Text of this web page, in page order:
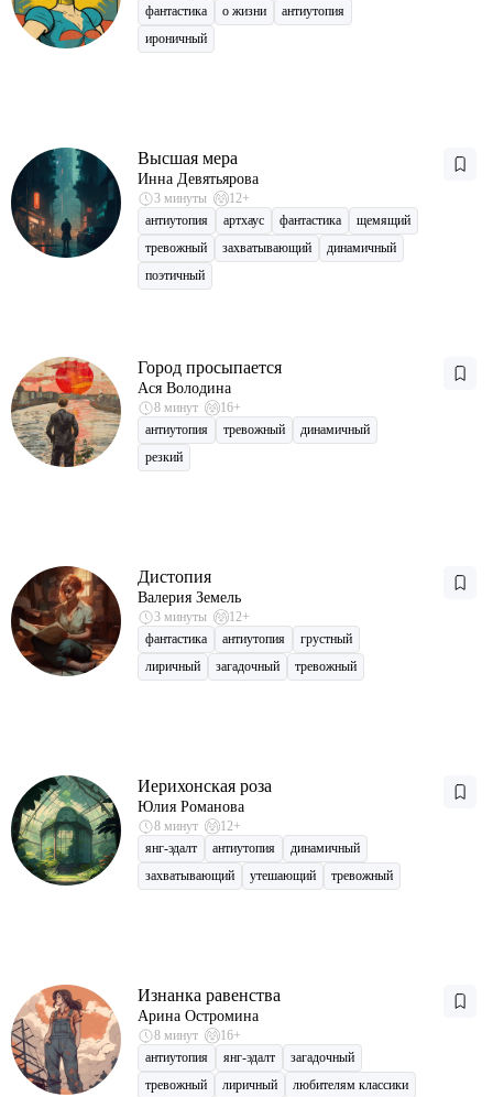
фантастика
о жизни
антиутопия
ироничный
Высшая мера
Инна Девятьярова
3 минуты
12+
антиутопия
артхаус фантастика
щемящий
тревожный
захватывающий
динамичный
поэтичный
Город просыпается
Ася Володина
8 минут
16+
антиутопия
тревожный
динамичный
резкий
Дистопия
Валерия Земель
3 минуты
12+
фантастика
антиутопия
грустный
лиричный
загадочный тревожный
Иерихонская роза
Юлия Романова
8 минут
12+
янг-эдалт
антиутопия
динамичный
захватывающий
утешающий тревожный
Изнанка равенства
Арина Остромина
8 минут
16+
антиутопия
янг-эдалт
загадочный
тревожный
лиричный любителям классики